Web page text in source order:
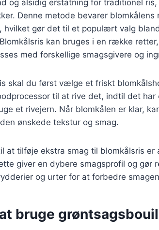
og alsidig erstatning for traditionel
Denne metode bevarer
hvilket gør det til et populært valg
kan bruges i en række
med forskellige smagsgivere og
skal du først vælge et friskt
til at rive det, indtil det har
et rivejern. Når blomkålen er klar,
ønskede tekstur og smag.
at tilføje ekstra smag til blomkålsris er
giver en dybere smagsprofil og gør
og urter for at forbedre
bruge